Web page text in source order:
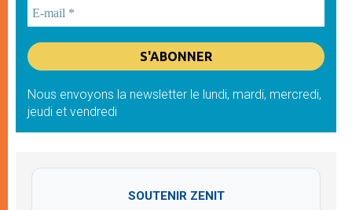
Nous envoyons la newsletter le lundi, mardi, mercredi,
jeudi et vendredi
SOUTENIR ZENIT